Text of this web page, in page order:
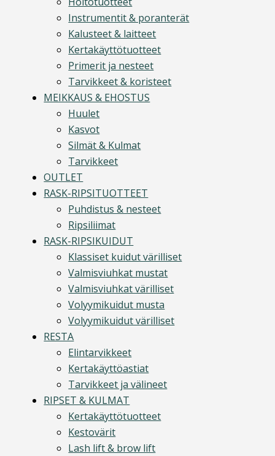
Instrumentit & poranterät
Kalusteet & laitteet
Kertakäyttötuotteet
Primerit ja nesteet
Tarvikkeet & koristeet
MEIKKAUS & EHOSTUS
Huulet
Kasvot
Silmät & Kulmat
Tarvikkeet
OUTLET
RASK-RIPSITUOTTEET
Puhdistus & nesteet
Ripsiliimat
RASK-RIPSIKUIDUT
Klassiset kuidut värilliset
Valmisviuhkat mustat
Valmisviuhkat värilliset
Volyymikuidut musta
Volyymikuidut värilliset
RESTA
Elintarvikkeet
Kertakäyttöastiat
Tarvikkeet ja välineet
RIPSET & KULMAT
Kertakäyttötuotteet
Kestovärit
Lash lift & brow lift